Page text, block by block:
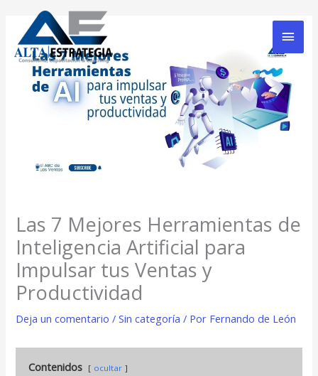
contenido
Las 7 Mejores Herramientas de
Inteligencia Artificial para
Impulsar tus Ventas y
Productividad
Deja un comentario /Sin categoría / Por Fernando de León
Contenidos ocultar